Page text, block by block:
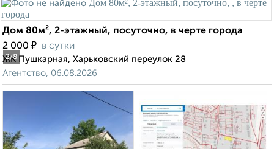
2/8
Дом 80м², 2-этажный, посуточно, в черте города
2 000 ₽ в сутки
ЖК Пушкарная, Харьковский переулок 28
Агентство, 06.08.2026